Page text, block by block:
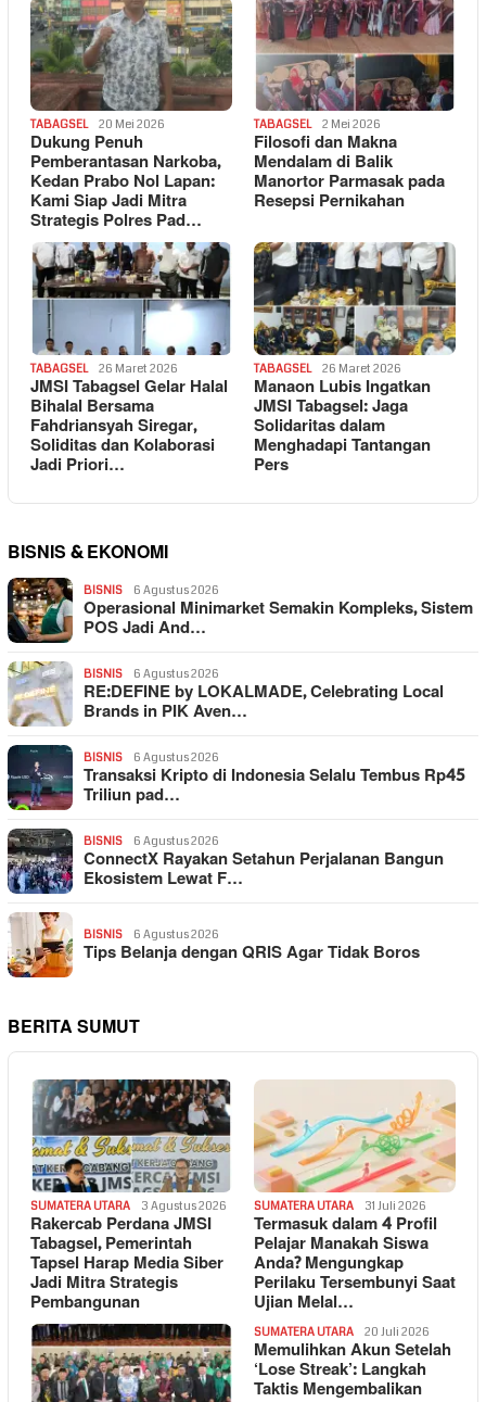
TABAGSEL 20 Mei 2026
Dukung Penuh
Pemberantasan Narkoba,
Kedan Prabo Nol Lapan:
Kami Siap Jadi Mitra
Strategis Polres Pad…
TABAGSEL 2 Mei 2026
Filosofi dan Makna
Mendalam di Balik
Manortor Parmasak pada
Resepsi Pernikahan
TABAGSEL 26 Maret 2026
JMSI Tabagsel Gelar Halal
Bihalal Bersama
Fahdriansyah Siregar,
Soliditas dan Kolaborasi
Jadi Priori…
TABAGSEL 26 Maret 2026
Manaon Lubis Ingatkan
JMSI Tabagsel: Jaga
Solidaritas dalam
Menghadapi Tantangan
Pers
BISNIS & EKONOMI
BISNIS 6 Agustus 2026
Operasional Minimarket Semakin Kompleks, Sistem
POS Jadi And…
BISNIS 6 Agustus 2026
RE:DEFINE by LOKALMADE, Celebrating Local
Brands in PIK Aven…
BISNIS 6 Agustus 2026
Transaksi Kripto di Indonesia Selalu Tembus Rp45
Triliun pad…
BISNIS 6 Agustus 2026
ConnectX Rayakan Setahun Perjalanan Bangun
Ekosistem Lewat F…
BISNIS 6 Agustus 2026
Tips Belanja dengan QRIS Agar Tidak Boros
BERITA SUMUT
SUMATERA UTARA 3 Agustus 2026
Rakercab Perdana JMSI
Tabagsel, Pemerintah
Tapsel Harap Media Siber
Jadi Mitra Strategis
Pembangunan
SUMATERA UTARA 31 Juli 2026
Termasuk dalam 4 Profil
Pelajar Manakah Siswa
Anda? Mengungkap
Perilaku Tersembunyi Saat
Ujian Melal…
SUMATERA UTARA 20 Juli 2026
Memulihkan Akun Setelah
‘Lose Streak’: Langkah
Taktis Mengembalikan